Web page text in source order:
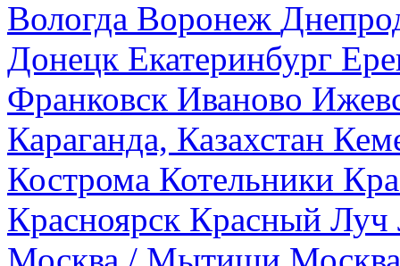
Вологда Воронеж
Донецк Екатеринбург
Франковск Иваново
Караганда, Казахстан
Кострома Котельники
Красноярск Красный Луч